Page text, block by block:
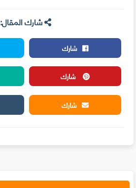
شارك المقال:
شارك
شارك
شارك